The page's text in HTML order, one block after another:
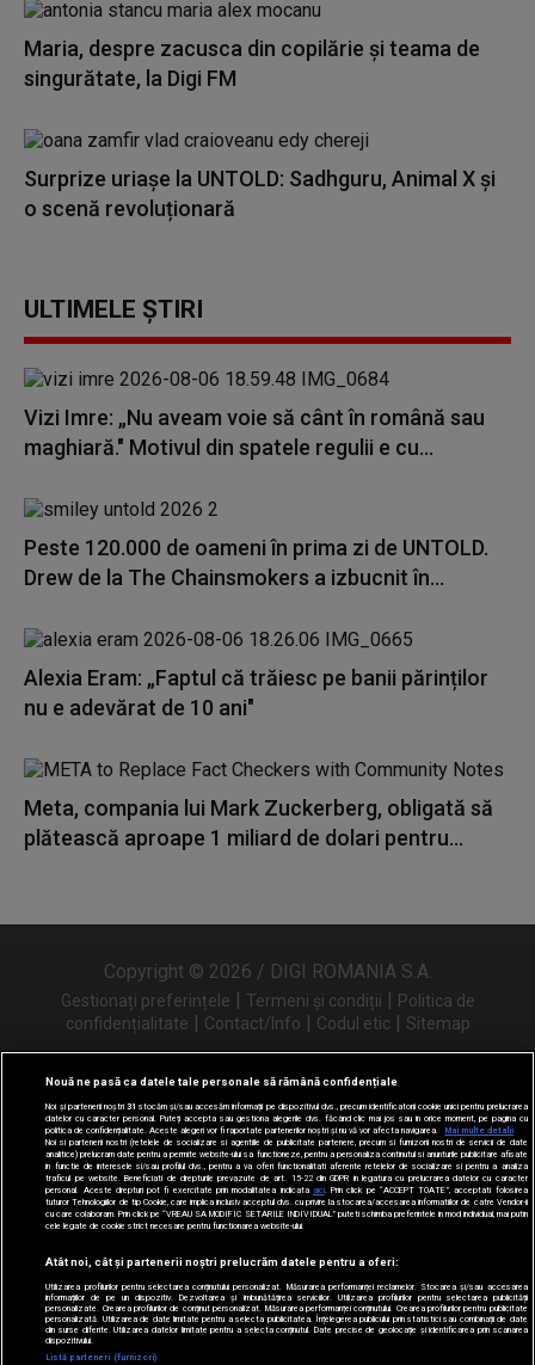
Maria, despre zacusca din copilărie și teama de
singurătate, la Digi FM
Surprize uriașe la UNTOLD: Sadhguru, Animal X și
o scenă revoluționară
ULTIMELE ȘTIRI
Vizi Imre: „Nu aveam voie să cânt în română sau
maghiară." Motivul din spatele regulii e cu...
Peste 120.000 de oameni în prima zi de UNTOLD.
Drew de la The Chainsmokers a izbucnit în...
Alexia Eram: „Faptul că trăiesc pe banii părinților
nu e adevărat de 10 ani"
Meta, compania lui Mark Zuckerberg, obligată să
plătească aproape 1 miliard de dolari pentru...
Copyright © 2026 / DIGI ROMANIA S.A.
Gestionați preferințele | Termeni și condiții | Politica de
confidențialitate | Contact/Info | Codul etic | Sitemap
Urmărește-ne și pe
Nouă ne pasă ca datele tale personale să rămână confidențiale
Noi și partenerii noștri31 stocăm și/sau accesăm informații pe dispozitivul dvs., precum identificatorii cookie unici pentru prelucrarea
datelor cu caracter personal. Puteți accepta sau gestiona alegerile dvs. făcând clic mai jos sau în orice moment, pe pagina cu
politica de confidențialitate. Aceste alegeri vor fi raportate partenerilor noștri și nu vă vor afecta navigarea.
Mai multe detalii
Noi si partenerii nostri (retelele de socializare si agentiile de publicitate partenere, precum si furnizorii nostri de servicii de date
analitice) prelucram date pentru a permite website-ului sa functioneze, pentru a personaliza continutul si anunturile publicitare afisate
in functie de interesele si/sau profilul dvs., pentru a va oferi functionalitati aferente retelelor de socializare si pentru a analiza
traficul pe website. Beneficiati de drepturile prevazute de art. 15-22 din GDPR in legatura cu prelucrarea datelor cu caracter
personal. Aceste drepturi pot fi exercitate prin modalitatea indicata aici. Prin click pe “ACCEPT TOATE”, acceptati folosirea
tuturor Tehnologiilor de tip Cookie, care implica inclusiv acceptul dvs. cu privire la stocarea/accesarea informatiilor de catre Vendor-ii
cu care colaboram. Prin click pe “VREAU SA MODIFIC SETARILE INDIVIDUAL” puteti schimba preferintele in mod individual, mai putin
cele legate de cookie strict necesare pentru functionarea website-ului.
Atât noi, cât și partenerii noștri prelucrăm datele pentru a oferi:
Utilizarea profilurilor pentru selectarea conținutului personalizat. Măsurarea performanței reclamelor. Stocarea și/sau accesarea
informațiilor de pe un dispozitiv. Dezvoltarea și îmbunătățirea serviciilor. Utilizarea profilurilor pentru selectarea publicității
personalizate. Crearea profilurilor de conținut personalizat. Măsurarea performanței conținutului. Crearea profilurilor pentru publicitate
personalizată. Utilizarea de date limitate pentru a selecta publicitatea. Înțelegerea publicului prin statistici sau combinații de date
din surse diferite. Utilizarea datelor limitate pentru a selecta conținutul. Date precise de geolocație și identificarea prin scanarea
dispozitivului.
Listă parteneri (furnizori)